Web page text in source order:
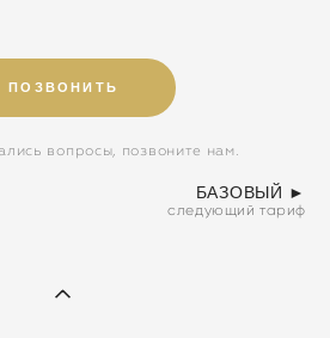
ПОЗВОНИТЬ
вопросы, позвоните нам.
БАЗОВЫЙ ►
следующий тариф